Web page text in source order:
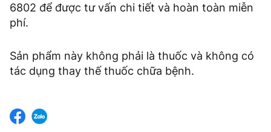
6802 để được tư vấn chi tiết và hoàn toàn miễn
phí.
Sản phẩm này không phải là thuốc và không có
tác dụng thay thế thuốc chữa bệnh.